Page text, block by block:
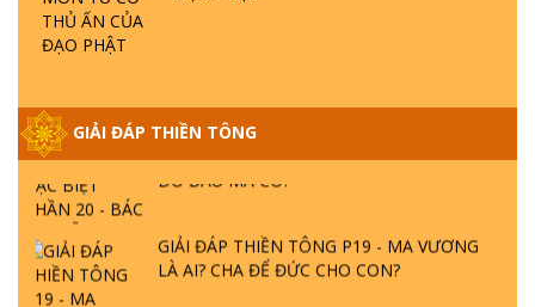
GIẢI ĐÁP THIỀN TÔNG
GIẢI ĐÁP VỀ LỄ TIỄN THIỀN TÔNG SƯ
GIẢI ĐÁP THIỀN TÔNG ĐẶC BIỆT PHẦN 20
- BÁC NGUYỄN NHÂN LÀ AI? PHIỀN NÃO
GIẢI ĐÁP THIỀN TÔNG P19 - MA VƯƠNG
LÀ AI? CHA ĐỂ ĐỨC CHO CON?